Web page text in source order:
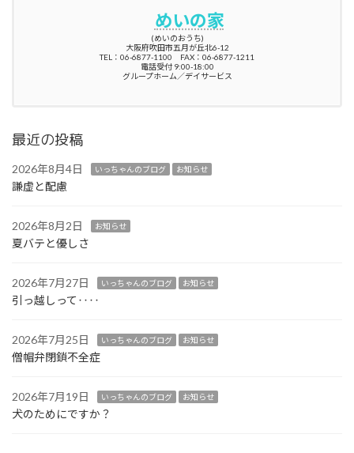
めいの家
(めいのおうち)
大阪府吹田市五月が丘北6-12
TEL：06-6877-1100 FAX：06-6877-1211
電話受付 9:00-18:00
グループホーム／デイサービス
最近の投稿
2026年8月4日 いっちゃんのブログ お知らせ
謙虚と配慮
2026年8月2日 お知らせ
夏バテと優しさ
2026年7月27日 いっちゃんのブログ お知らせ
引っ越しって‥‥
2026年7月25日 いっちゃんのブログ お知らせ
僧帽弁閉鎖不全症
2026年7月19日 いっちゃんのブログ お知らせ
犬のためにですか？